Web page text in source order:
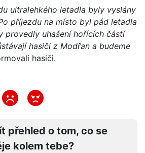
ultralehkého letadla byly vyslány
příjezdu na místo byl pád letadla
provedly uhašení hořících částí
hasiči z Modřan a budeme
hasiči.
přehled o tom, co se
kolem tebe?